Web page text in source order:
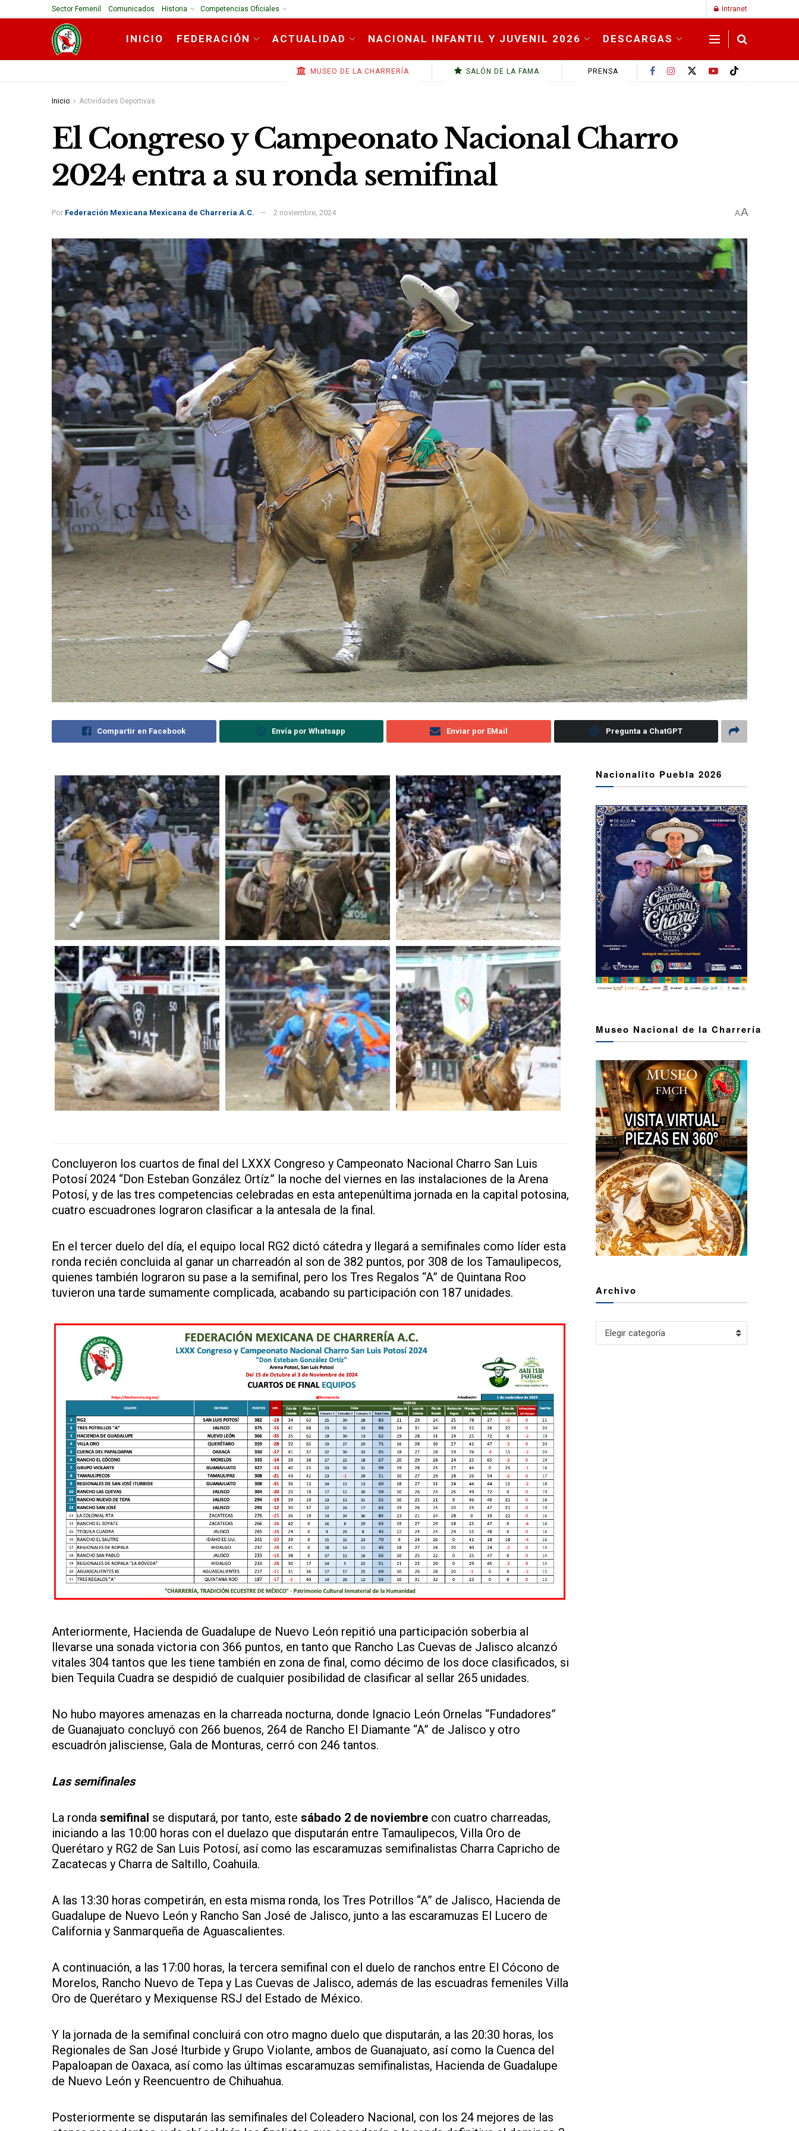
Sector Femenil Comunicados Historia Competencias Oficiales Intranet
INICIO FEDERACIÓN ACTUALIDAD NACIONAL INFANTIL Y JUVENIL 2026 DESCARGAS
MUSEO DE LA CHARRERÍA SALÓN DE LA FAMA PRENSA
Inicio Actividades Deportivas
El Congreso y Campeonato Nacional Charro
2024 entra a su ronda semifinal
Por Federación Mexicana Mexicana de Charrería A.C. 2 noviembre, 2024 AA
Compartir en Facebook Envía por Whatsapp Enviar por EMail Pregunta a ChatGPT
Concluyeron los cuartos de final del LXXX Congreso y Campeonato Nacional Charro San Luis
Potosí 2024 “Don Esteban González Ortíz” la noche del viernes en las instalaciones de la Arena
Potosí, y de las tres competencias celebradas en esta antepenúltima jornada en la capital potosina,
cuatro escuadrones lograron clasificar a la antesala de la final.
En el tercer duelo del día, el equipo local RG2 dictó cátedra y llegará a semifinales como líder esta
ronda recién concluida al ganar un charreadón al son de 382 puntos, por 308 de los Tamaulipecos,
quienes también lograron su pase a la semifinal, pero los Tres Regalos “A” de Quintana Roo
tuvieron una tarde sumamente complicada, acabando su participación con 187 unidades.
Anteriormente, Hacienda de Guadalupe de Nuevo León repitió una participación soberbia al
llevarse una sonada victoria con 366 puntos, en tanto que Rancho Las Cuevas de Jalisco alcanzó
vitales 304 tantos que les tiene también en zona de final, como décimo de los doce clasificados, si
bien Tequila Cuadra se despidió de cualquier posibilidad de clasificar al sellar 265 unidades.
No hubo mayores amenazas en la charreada nocturna, donde Ignacio León Ornelas “Fundadores”
de Guanajuato concluyó con 266 buenos, 264 de Rancho El Diamante “A” de Jalisco y otro
escuadrón jalisciense, Gala de Monturas, cerró con 246 tantos.
Las semifinales
La ronda semifinal se disputará, por tanto, este sábado 2 de noviembre con cuatro charreadas,
iniciando a las 10:00 horas con el duelazo que disputarán entre Tamaulipecos, Villa Oro de
Querétaro y RG2 de San Luis Potosí, así como las escaramuzas semifinalistas Charra Capricho de
Zacatecas y Charra de Saltillo, Coahuila.
A las 13:30 horas competirán, en esta misma ronda, los Tres Potrillos “A” de Jalisco, Hacienda de
Guadalupe de Nuevo León y Rancho San José de Jalisco, junto a las escaramuzas El Lucero de
California y Sanmarqueña de Aguascalientes.
A continuación, a las 17:00 horas, la tercera semifinal con el duelo de ranchos entre El Cócono de
Morelos, Rancho Nuevo de Tepa y Las Cuevas de Jalisco, además de las escuadras femeniles Villa
Oro de Querétaro y Mexiquense RSJ del Estado de México.
Y la jornada de la semifinal concluirá con otro magno duelo que disputarán, a las 20:30 horas, los
Regionales de San José Iturbide y Grupo Violante, ambos de Guanajuato, así como la Cuenca del
Papaloapan de Oaxaca, así como las últimas escaramuzas semifinalistas, Hacienda de Guadalupe
de Nuevo León y Reencuentro de Chihuahua.
Posteriormente se disputarán las semifinales del Coleadero Nacional, con los 24 mejores de las
Nacionalito Puebla 2026
Museo Nacional de la Charrería
Archivo
Archivo
Elegir categoría